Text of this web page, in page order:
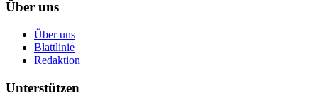
Über uns
Über uns
Blattlinie
Redaktion
Unterstützen